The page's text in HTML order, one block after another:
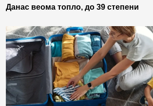
Данас веома топло, до 39 степени